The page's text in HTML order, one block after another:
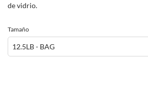
de vidrio.
Tamaño